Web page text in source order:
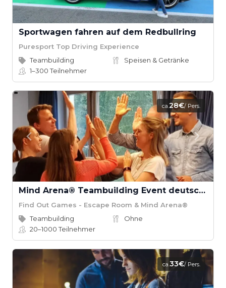
Sportwagen fahren auf dem Redbullring
Puresport Top Driving Experience
Teambuilding
Speisen & Getränke
1–300Teilnehmer
ca.28€/ Pers.
Mind Arena® Teambuilding Event deutschlandweit
Find Out Games - Escape Room & Mind Arena®
Teambuilding
Ohne
20–1000Teilnehmer
ca.33€/ Pers.